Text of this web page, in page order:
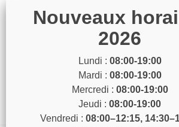
54 Bd
Nouveaux
2026
Lundi : 08:00-19:00
Mardi : 08:00-19:00
Mercredi : 08:00-19:00
Jeudi : 08:00-19:00
Vendredi : 08:00–12:15,